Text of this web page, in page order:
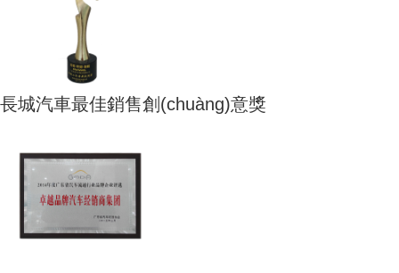
長城汽車最佳銷售創(chuàng)意獎